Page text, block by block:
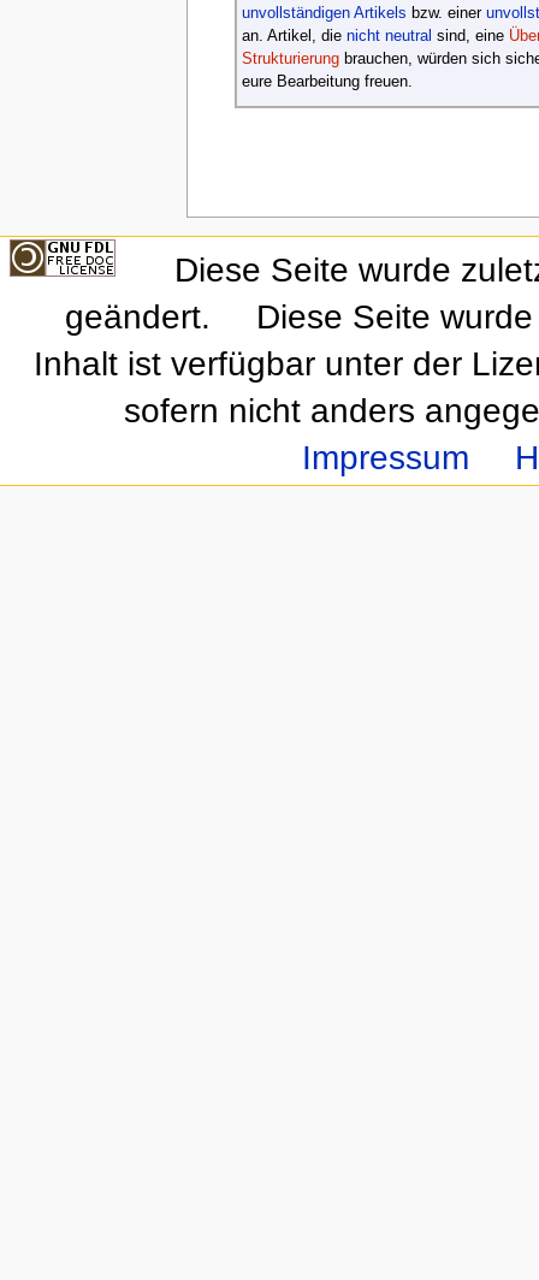
unvollständigen Artikels bzw. einer
an. Artikel, die nicht neutral sind, eine
Strukturierungbrauchen, würden sich
eure Bearbeitung freuen.
Diese Seite wurde
geändert.
Diese Seite
Inhalt ist verfügbar unter der
sofern nicht anders
Impressum